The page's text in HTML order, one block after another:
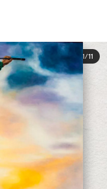
1/11